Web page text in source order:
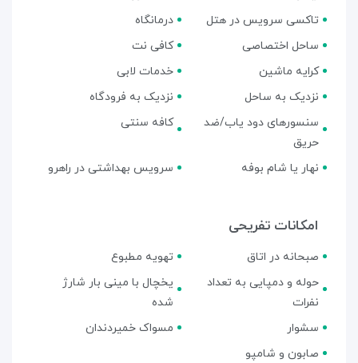
تاکسی سرویس در هتل
درمانگاه
ساحل اختصاصی
کافی نت
کرایه ماشین
خدمات لابی
نزدیک به ساحل
نزدیک به فرودگاه
سنسورهای دود یاب/ضد
حریق
کافه سنتی
نهار یا شام بوفه سرویس بهداشتی در راهرو
امکانات تفریحی
صبحانه در اتاق
تهویه مطبوع
حوله و دمپایی به تعداد
نفرات
یخچال با مینی بار شارژ
شده
سشوار
مسواک خمیردندان
صابون و شامپو